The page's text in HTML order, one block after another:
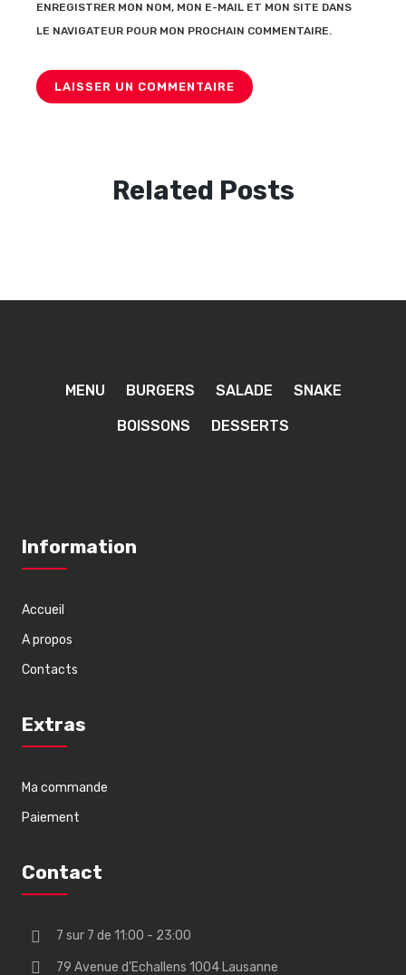
ENREGISTRER MON NOM, MON E-MAIL ET MON SITE DANS
LE NAVIGATEUR POUR MON PROCHAIN COMMENTAIRE.
Related Posts
MENU BURGERS SALADE SNAKE
BOISSONS DESSERTS
Information
Accueil
A propos
Contacts
Extras
Ma commande
Paiement
Contact
7 sur 7 de 11:00 - 23:00
79 Avenue d’Echallens 1004 Lausanne